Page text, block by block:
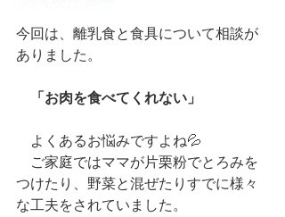
今回は、離乳食と食具について相談が
ありました。
「お肉を食べてくれない」
よくあるお悩みですよね💦
ご家庭ではママが片栗粉でとろみを
つけたり、野菜と混ぜたりすでに様々
な工夫をされていました。